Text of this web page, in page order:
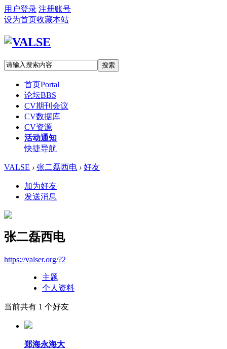
用户登录 注册账号
设为首页收藏本站
搜索
首页Portal
论坛BBS
CV期刊会议
CV数据库
CV资源
活动通知
快捷导航
VALSE › 张二磊西电 › 好友
加为好友
发送消息
张二磊西电
https://valser.org/?2
主题
个人资料
当前共有 1 个好友
郑海永海大